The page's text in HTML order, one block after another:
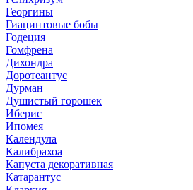
Георгины
Гиацинтовые бобы
Годеция
Гомфрена
Дихондра
Доротеантус
Дурман
Душистый горошек
Иберис
Ипомея
Календула
Калибрахоа
Капуста декоративная
Катарантус